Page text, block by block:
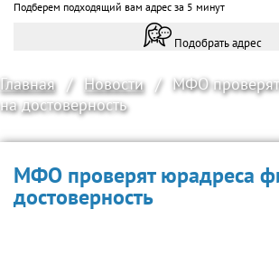
Подберем подходящий вам адрес за 5 минут
Подобрать адрес
Главная / Новости / МФО
на достоверность
МФО проверят юрадреса
достоверность